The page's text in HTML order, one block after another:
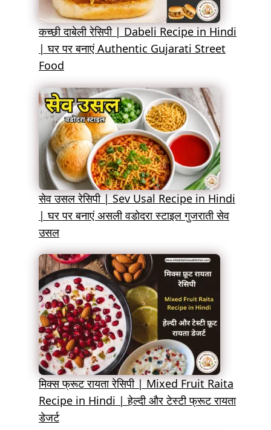
कच्छी दाबेली रेसिपी | Dabeli Recipe in Hindi
| घर पर बनाएं Authentic Gujarati Street
Food
सेव उसल रेसिपी | Sev Usal Recipe in Hindi
| घर पर बनाएं असली वडोदरा स्टाइल गुजराती सेव
उसल
मिक्स फ्रूट रायता रेसिपी | Mixed Fruit Raita
Recipe in Hindi | हेल्दी और टेस्टी फ्रूट रायता
डेजर्ट